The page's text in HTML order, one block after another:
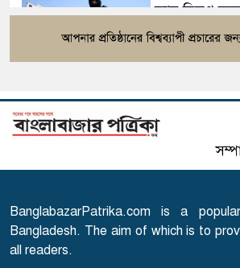
র‍্যাব বিলুপ্ত
বাহিনী, খসড়া
সৌদির নতুন
৬
এসএসসি
তারিখ ঘোষণা
৭
সারাদেশে
৮
BanglabazarPatrika.com is a
Bangladesh. The aim of which is to
all readers.